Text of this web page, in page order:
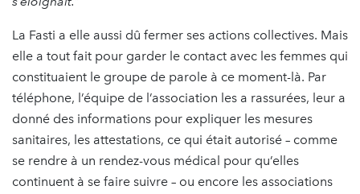
La Fasti a elle aussi dû fermer ses actions collectives. Mais
elle a tout fait pour garder le contact avec les femmes qui
constituaient le groupe de parole à ce moment-là. Par
téléphone, l’équipe de l’association les a rassurées, leur a
donné des informations pour expliquer les mesures
sanitaires, les attestations, ce qui était autorisé – comme
se rendre à un rendez-vous médical pour qu’elles
continuent à se faire suivre – ou encore les associations